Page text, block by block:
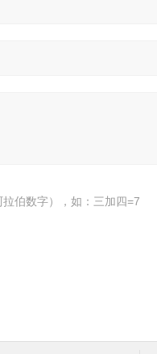
伯数字），如：三加四=7